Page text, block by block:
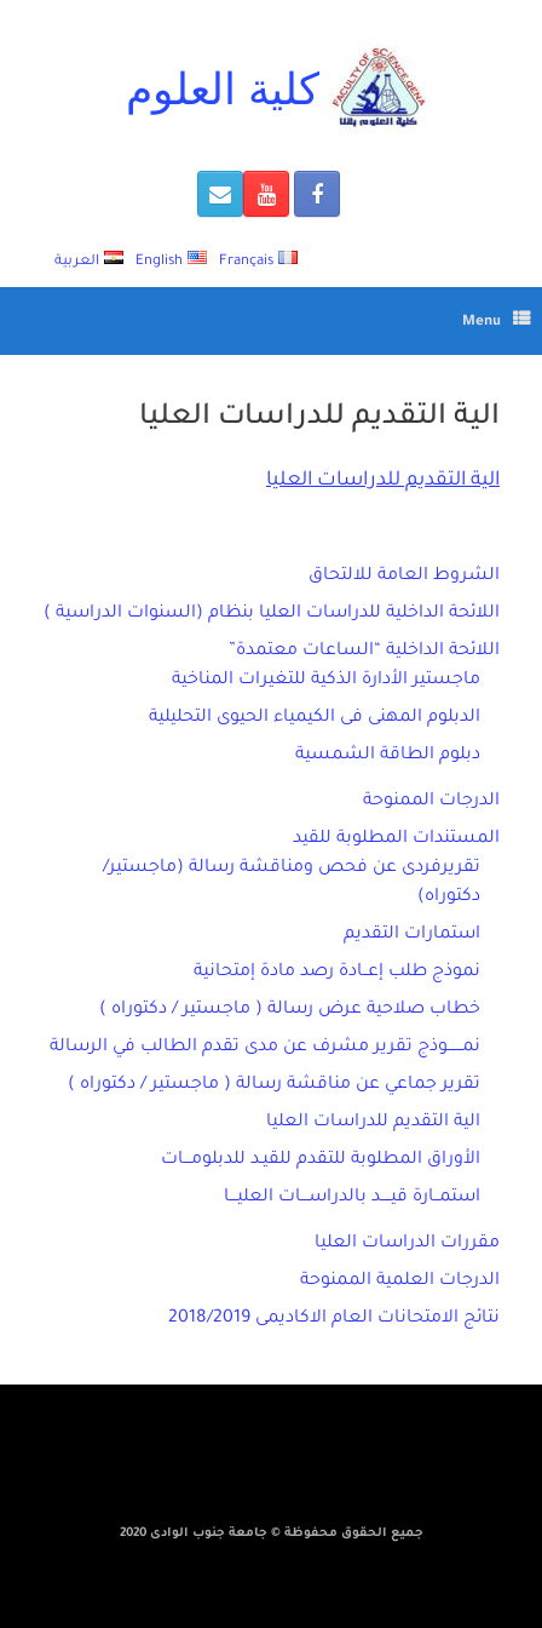
كلية العلوم
العربية English Français
Menu
الية التقديم للدراسات العليا
الية التقديم للدراسات العليا
الشروط العامة للالتحاق
اللائحة الداخلية للدراسات العليا بنظام (السنوات الدراسية )
اللائحة الداخلية “الساعات معتمدة”
ماجستير الأدارة الذكية للتغيرات المناخية
الدبلوم المهنى فى الكيمياء الحيوى التحليلية
دبلوم الطاقة الشمسية
الدرجات الممنوحة
المستندات المطلوبة للقيد
تقريرفردى عن فحص ومناقشة رسالة (ماجستير/
دكتوراه)
استمارات التقديم
نموذج طلب إعــادة رصد مادة إمتحانية
خطاب صلاحية عرض رسالة ( ماجستير / دكتوراه )
نمــــــوذج تقرير مشرف عن مدى تقدم الطالب في الرسالة
تقرير جماعي عن مناقشة رسالة ( ماجستير / دكتوراه )
الية التقديم للدراسات العليا
الأوراق المطلوبة للتقدم للقيـد للدبلومـــات
استمــارة قيــــد بالدراســـات العليـــا
مقررات الدراسات العليا
الدرجات العلمية الممنوحة
نتائج الامتحانات العام الاكاديمى 2018/2019
جميع الحقوق محفوظة © جامعة جنوب الوادى 2020